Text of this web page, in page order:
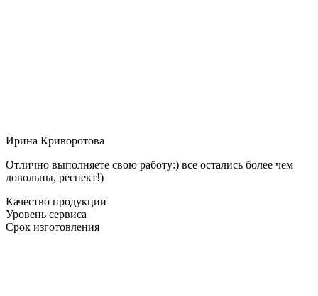
Ирина Криворотова
Отлично выполняете свою работу:) все остались более чем
довольны, респект!)
Качество продукции
Уровень сервиса
Срок изготовления